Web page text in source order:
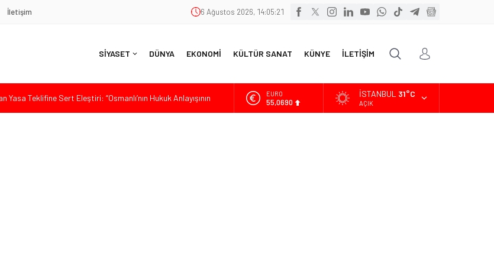
İletişim 6 Ağustos 2026, 14:05:22
SİYASET DÜNYA EKONOMİ KÜLTÜR SANAT KÜNYE İLETİŞİM
Yasa Teklifine Sert Eleştiri: “Osmanlı’nın Hukuk Anlayışının
ALTIN
6.525,39
İSTANBUL 31°C
AÇIK